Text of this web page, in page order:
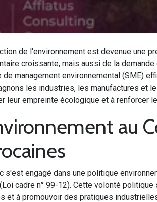
de l'environnement est devenue une
croissante, mais aussi de la
de management environnemental (SME)
les industries, les manufactures et
leur empreinte écologique et à renforcer
au
s'est engagé dans une politique
cadre n° 99-12). Cette volonté
et à promouvoir des pratiques